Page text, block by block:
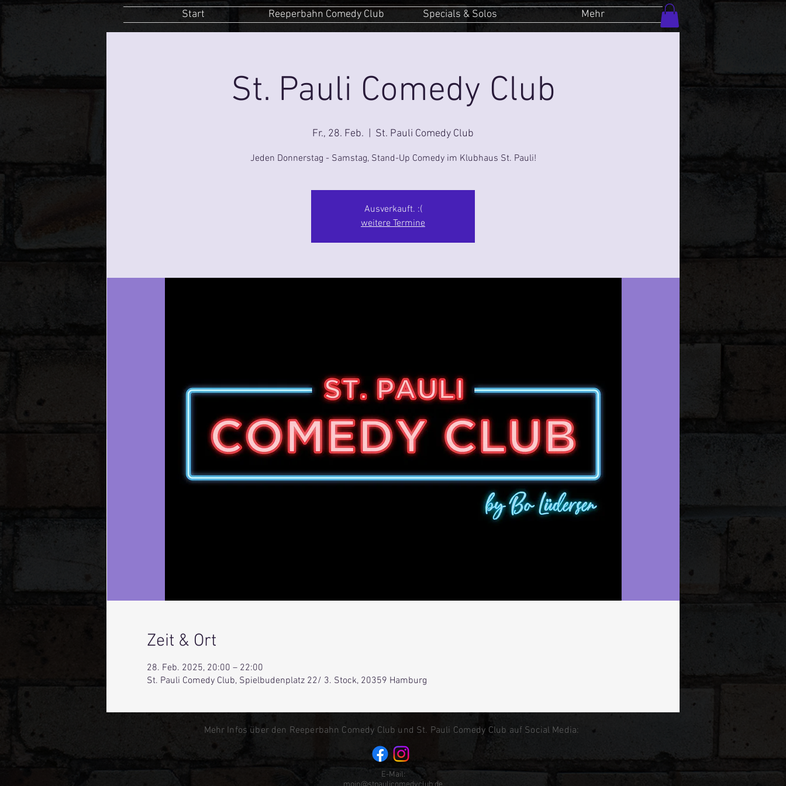
Start Reeperbahn Comedy Club Specials & Solos Mehr
St. Pauli Comedy Club
Fr., 28. Feb. St. Pauli Comedy Club
Jeden Donnerstag - Samstag, Stand-Up Comedy im Klubhaus St. Pauli!
Ausverkauft. :(
weitere Termine
Zeit & Ort
28. Feb. 2025, 20:00 – 22:00
St. Pauli Comedy Club, Spielbudenplatz 22/ 3. Stock, 20359 Hamburg
Mehr Infos über den Reeperbahn Comedy Club und St. Pauli Comedy Club auf Social Media:
E-Mail: